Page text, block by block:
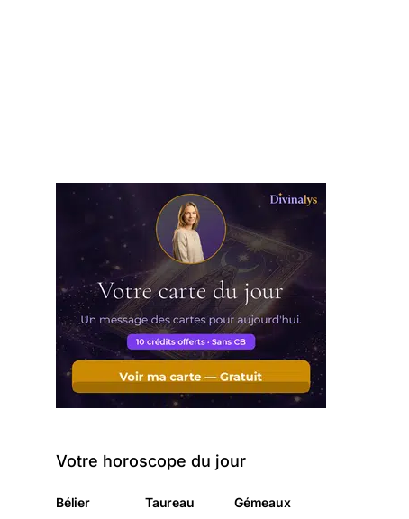
Votre horoscope du jour
Bélier Taureau Gémeaux